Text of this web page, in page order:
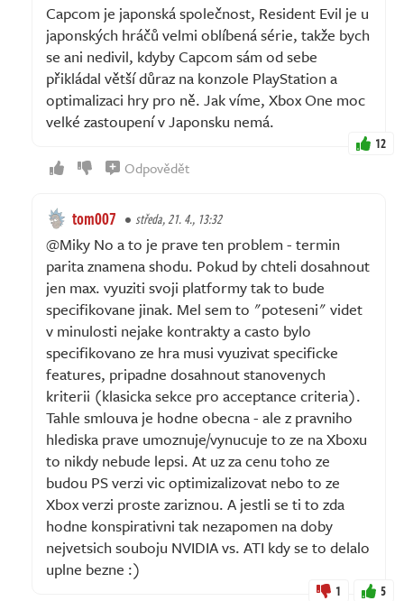
Capcom je japonská společnost, Resident Evil je u
japonských hráčů velmi oblíbená série, takže bych
se ani nedivil, kdyby Capcom sám od sebe
přikládal větší důraz na konzole PlayStation a
optimalizaci hry pro ně. Jak víme, Xbox One moc
velké zastoupení v Japonsku nemá.
12
Odpovědět
tom007 středa, 21. 4., 13:32
@Miky No a to je prave ten problem - termin
parita znamena shodu. Pokud by chteli dosahnout
jen max. vyuziti svoji platformy tak to bude
specifikovane jinak. Mel sem to "poteseni" videt
v minulosti nejake kontrakty a casto bylo
specifikovano ze hra musi vyuzivat specificke
features, pripadne dosahnout stanovenych
kriterii (klasicka sekce pro acceptance criteria).
Tahle smlouva je hodne obecna - ale z pravniho
hlediska prave umoznuje/vynucuje to ze na Xboxu
to nikdy nebude lepsi. At uz za cenu toho ze
budou PS verzi vic optimizalizovat nebo to ze
Xbox verzi proste zariznou. A jestli se ti to zda
hodne konspirativni tak nezapomen na doby
nejvetsich souboju NVIDIA vs. ATI kdy se to delalo
uplne bezne :)
1 5